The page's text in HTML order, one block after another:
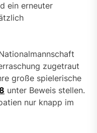
ein erneuter
zugetraut
große spielerische
unter Beweis stellen.
nur knapp im